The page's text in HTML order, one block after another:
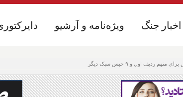
ویژه‌نامه و آرشیو اخبار جنگ ویژه‌نامه و آرشیو اخبار جنگ